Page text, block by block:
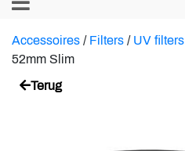
Accessoires / Filters / UV filters
52mm Slim
Terug